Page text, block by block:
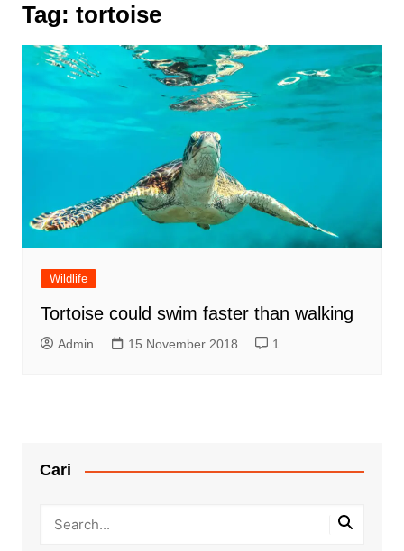
Tag: tortoise
Wildlife
Tortoise could swim faster than walking
Admin 15 November 2018 1
Cari